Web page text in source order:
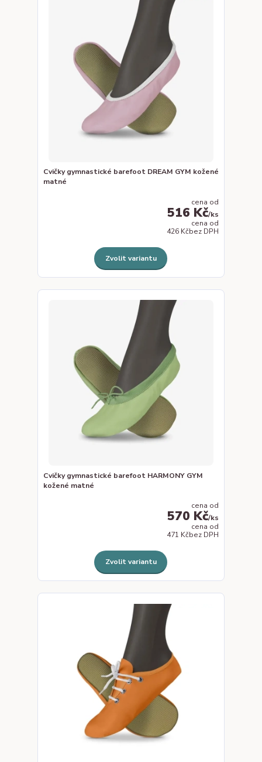
Cvičky gymnastické barefoot DREAM GYM kožené
matné
cena od
516 Kč/ks
cena od
426 Kčbez DPH
Zvolit variantu
Cvičky gymnastické barefoot HARMONY GYM
kožené matné
cena od
570 Kč/ks
cena od
471 Kčbez DPH
Zvolit variantu